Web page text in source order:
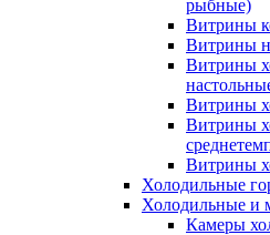
рыбные)
Витрины
Витрины
Витрины
Витрины
Витрины
Витрины
Холодильные
Холодильные и
Камеры